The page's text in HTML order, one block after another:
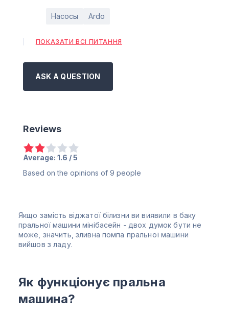
Насосы Ardo
ПОКАЗАТИ ВСІ ПИТАННЯ
ASK A QUESTION
Reviews
Average: 1.6 / 5
Based on the opinions of 9 people
Якщо замість віджатої білизни ви виявили в баку
пральної машини мінібасейн - двох думок бути не
може, значить, зливна помпа пральної машини
вийшов з ладу.
Як функціонує пральна
машина?